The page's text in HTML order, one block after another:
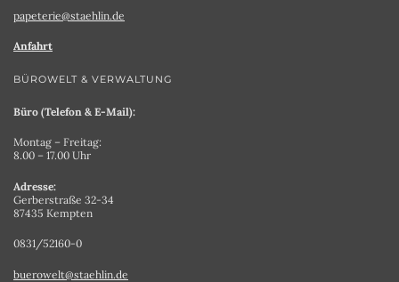
papeterie@staehlin.de
Anfahrt
BÜROWELT & VERWALTUNG
Büro (Telefon & E-Mail):
Montag – Freitag:
8.00 – 17.00 Uhr
Adresse:
Gerberstraße 32-34
87435 Kempten
0831/52160-0
buerowelt@staehlin.de